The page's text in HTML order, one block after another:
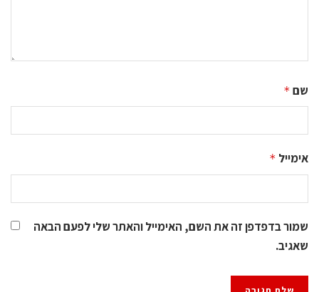
שם *
אימייל *
שמור בדפדפן זה את השם, האימייל והאתר שלי לפעם הבאה
שאגיב.